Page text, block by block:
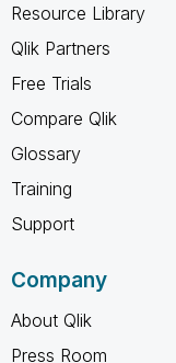
Resource Library
Qlik Partners
Free Trials
Compare Qlik
Glossary
Training
Support
Company
About Qlik
Press Room